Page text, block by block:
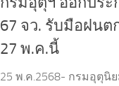
67 จว. รับมือฝน
27 พ.ค.นี้
25 พ.ค.2568- กรมอุตุนิ